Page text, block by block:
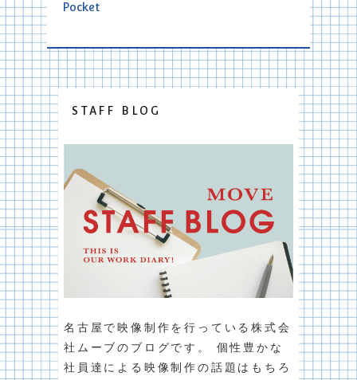
Pocket
STAFF BLOG
名古屋で映像制作を行っている株式会
社ムーブのブログです。 個性豊かな
社員達による映像制作の話題はもちろ